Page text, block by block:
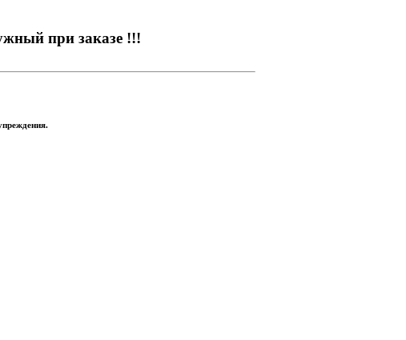
при заказе !!!